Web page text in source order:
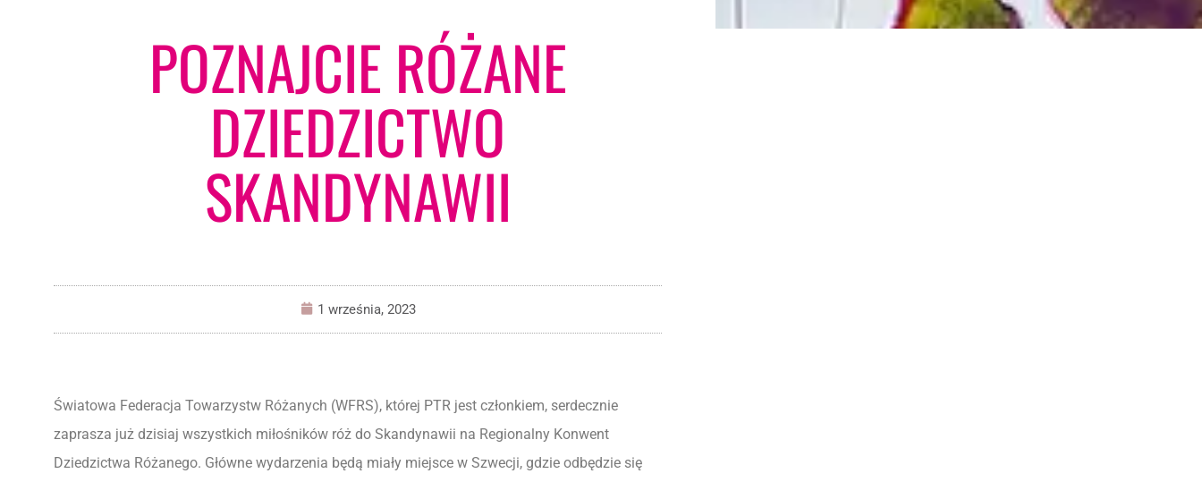
POZNAJCIE RÓŻANE
DZIEDZICTWO
SKANDYNAWII
1 września, 2023
Światowa Federacja Towarzystw Różanych (WFRS), której PTR jest członkiem, serdecznie
zaprasza już dzisiaj wszystkich miłośników róż do Skandynawii na Regionalny Konwent
Dziedzictwa Różanego. Główne wydarzenia będą miały miejsce w Szwecji, gdzie odbędzie się